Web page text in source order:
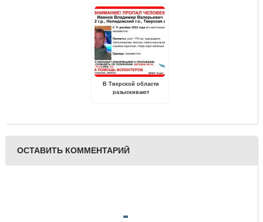
Победу»
В Тверской области
разыскивают
ОСТАВИТЬ КОММЕНТАРИЙ